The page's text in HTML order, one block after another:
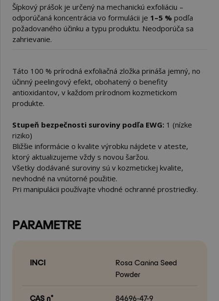
Šípkový prášok je určený na mechanickú exfoliáciu –
odporúčaná koncentrácia vo formulácii je 1–5 % podľa
požadovaného účinku a typu produktu. Neodporúča sa
zahrievanie.
Táto 100 % prírodná exfoliačná zložka prináša jemný, no
účinný peelingový efekt, obohatený o benefity
antioxidantov, v každom prírodnom kozmetickom
produkte.
Stupeň bezpečnosti suroviny podľa EWG: 1 (nízke
riziko)
Bližšie informácie o kvalite výrobku nájdete v ateste,
ktorý aktualizujeme vždy s novou šaržou.
Všetky dodávané suroviny sú v kozmetickej kvalite,
nevhodné na vnútorné použitie.
Pri manipulácii používajte vhodné ochranné prostriedky.
PARAMETRE
INCI
Rosa Canina Seed
Powder
CAS n° 84696-47-9